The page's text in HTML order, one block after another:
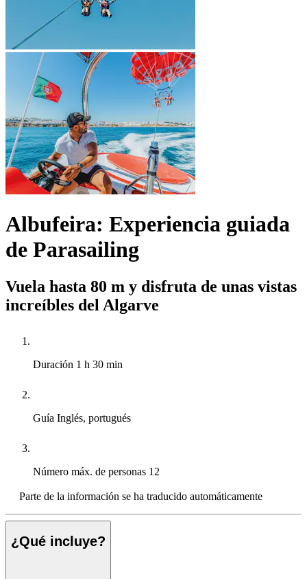
Albufeira: Experiencia guiada
de Parasailing
Vuela hasta 80 m y disfruta de unas vistas
increíbles del Algarve
Duración 1 h 30 min
Guía Inglés, portugués
Número máx. de personas 12
Parte de la información se ha traducido automáticamente
¿Qué incluye?